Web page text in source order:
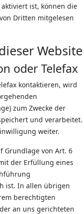
aktiviert ist, können die
Dritten mitgelesen
Website
oder Telefax
kontaktieren, wird
zum Zwecke der
und verarbeitet.
weiter.
Grundlage von Art. 6
der Erfüllung eines
ist. In allen übrigen
berechtigten
an uns gerichteten